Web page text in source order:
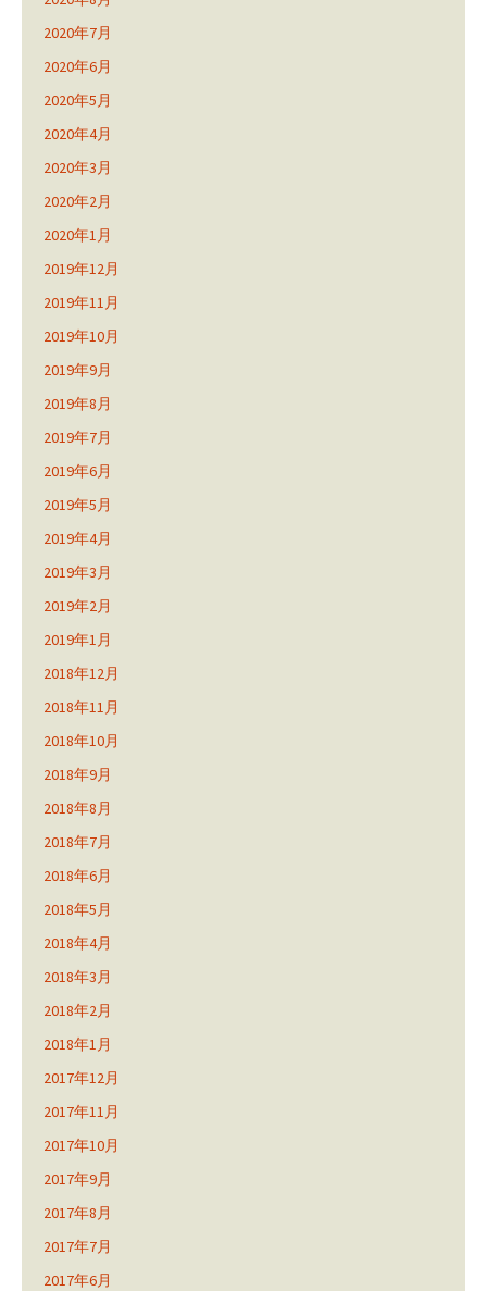
2020年7月
2020年6月
2020年5月
2020年4月
2020年3月
2020年2月
2020年1月
2019年12月
2019年11月
2019年10月
2019年9月
2019年8月
2019年7月
2019年6月
2019年5月
2019年4月
2019年3月
2019年2月
2019年1月
2018年12月
2018年11月
2018年10月
2018年9月
2018年8月
2018年7月
2018年6月
2018年5月
2018年4月
2018年3月
2018年2月
2018年1月
2017年12月
2017年11月
2017年10月
2017年9月
2017年8月
2017年7月
2017年6月